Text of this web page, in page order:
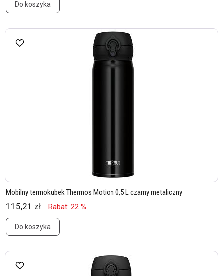
Do koszyka
Mobilny termokubek Thermos Motion 0,5 L czarny metaliczny
115,21 zł Rabat: 22 %
Do koszyka